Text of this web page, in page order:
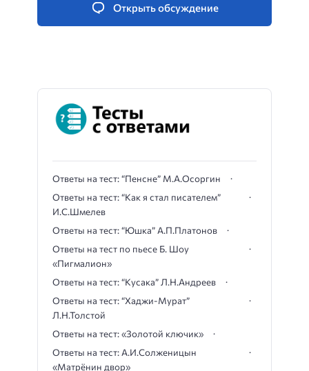
Открыть обсуждение
Ответы на тест: “Пенсне” М.А.Осоргин
Ответы на тест: “Как я стал писателем”
И.С.Шмелев
Ответы на тест: “Юшка” А.П.Платонов
Ответы на тест по пьесе Б. Шоу
«Пигмалион»
Ответы на тест: “Кусака” Л.Н.Андреев
Ответы на тест: “Хаджи-Мурат”
Л.Н.Толстой
Ответы на тест: «Золотой ключик»
Ответы на тест: А.И.Солженицын
«Матрёнин двор»